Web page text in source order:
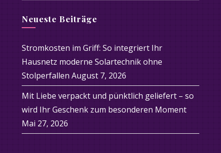
Neueste Beiträge
Stromkosten im Griff: So integriert Ihr
Hausnetz moderne Solartechnik ohne
Stolperfallen August 7, 2026
Mit Liebe verpackt und pünktlich geliefert – so
wird Ihr Geschenk zum besonderen Moment
Mai 27, 2026